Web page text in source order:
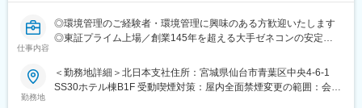
■働き方：
程度休むことができる環境です。
※取引先は大手通信系となります。その取引先が営業日でない時は
当社も対応しておりませんので、働きやすい環境が実現できてい
仕事内容
◎環境管理のご経験者・環境管理に興味のある方歓迎いたします
◎東証プライム上場／創業145年を超える大手ゼネコンの安定基
◎月6回のリモートワーク／完全フルフレックス／土日祝休／福利
厚生充実で働き方・WLB◎
勤務地
＜勤務地詳細＞北日本支社住所：宮城県仙台市青葉区中央4-6-1
SS30ホテル棟B1F 受動喫煙対策：屋内全面禁煙変更の範囲：会社